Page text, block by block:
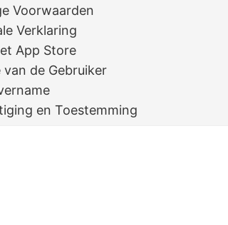
Voorwaarden
Verklaring
App Store
van de Gebruiker
en Toestemming